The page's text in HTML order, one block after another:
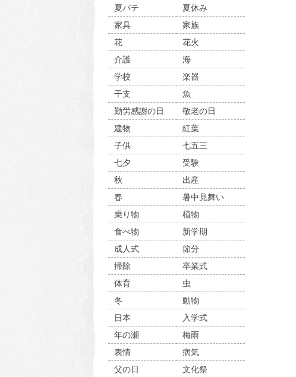
夏バテ
夏休み
家具
家族
花
花火
介護
海
学校
楽器
干支
魚
勤労感謝の日
敬老の日
建物
紅葉
子供
七五三
七夕
受験
秋
出産
春
暑中見舞い
乗り物
植物
食べ物
新学期
成人式
節分
掃除
卒業式
体育
虫
冬
動物
日本
入学式
年の瀬
梅雨
表情
病気
父の日
文化祭